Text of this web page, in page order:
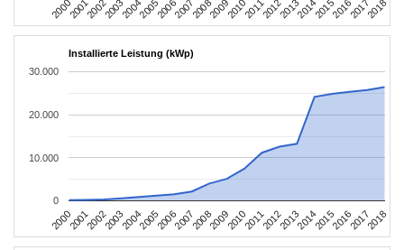
2000200120022003200420052006200720082009201020112012201320142015201620172018
Installierte Leistung (kWp)
2000200120022003200420052006200720082009201020112012201320142015201620172018
0
10.000
20.000
30.000